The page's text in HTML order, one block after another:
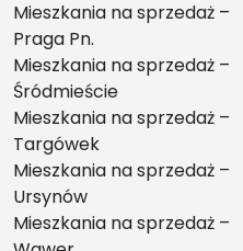
Mieszkania na sprzedaż –
Praga Pn.
Mieszkania na sprzedaż –
Śródmieście
Mieszkania na sprzedaż –
Targówek
Mieszkania na sprzedaż –
Ursynów
Mieszkania na sprzedaż –